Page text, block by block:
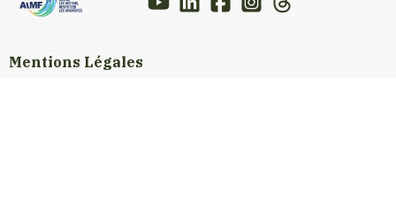
Mentions Légales